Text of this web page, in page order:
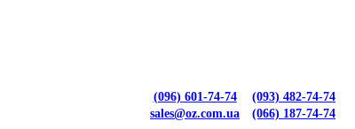
(096) 601-74-74
sales@oz.com.ua
(093) 482-74-74
(066) 187-74-74